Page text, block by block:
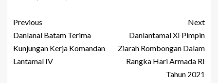
Previous
Danlanal Batam Terima
Kunjungan Kerja Komandan
Lantamal IV
Next
Danlantamal XI Pimpin
Ziarah Rombongan Dalam
Rangka Hari Armada RI
Tahun 2021